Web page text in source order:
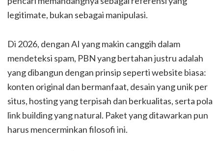
legitimate, bukan sebagai manipulasi.
Di 2026, dengan AI yang makin canggih dalam
mendeteksi spam, PBN yang bertahan justru adalah
yang dibangun dengan prinsip seperti website biasa:
konten original dan bermanfaat, desain yang unik per
situs, hosting yang terpisah dan berkualitas, serta pola
link building yang natural. Paket yang ditawarkan pun
harus mencerminkan filosofi ini.